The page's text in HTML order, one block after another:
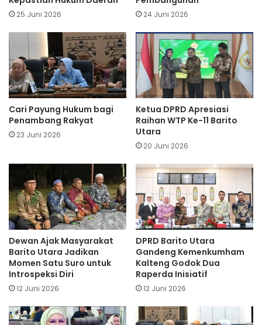
25 Juni 2026 24 Juni 2026
Cari Payung Hukum bagi
Penambang Rakyat
23 Juni 2026
Ketua DPRD Apresiasi
Raihan WTP Ke-11 Barito
Utara
20 Juni 2026
Dewan Ajak Masyarakat
Barito Utara Jadikan
Momen Satu Suro untuk
Introspeksi Diri
12 Juni 2026
DPRD Barito Utara
Gandeng Kemenkumham
Kalteng Godok Dua
Raperda Inisiatif
12 Juni 2026